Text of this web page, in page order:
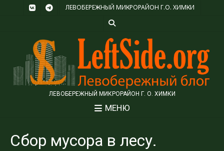
ЛЕВОБЕРЕЖНЫЙ МИКРОРАЙОН Г.О. ХИМКИ
ЛЕВОБЕРЕЖНЫЙ МИКРОРАЙОН Г. О. ХИМКИ
МЕНЮ
Сбор мусора в лесу.